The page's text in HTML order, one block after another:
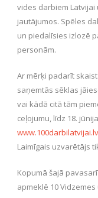
vides darbiem
jautājumos. Spēles
un piedalīsies izlozē
personām.
Ar mērķi padarīt
saņemtās sēklas
vai kādā citā tām
ceļojumu, līdz 18.
www.100darbilatvijai.lv
Laimīgais uzvarētājs
Kopumā šajā
apmeklē 10